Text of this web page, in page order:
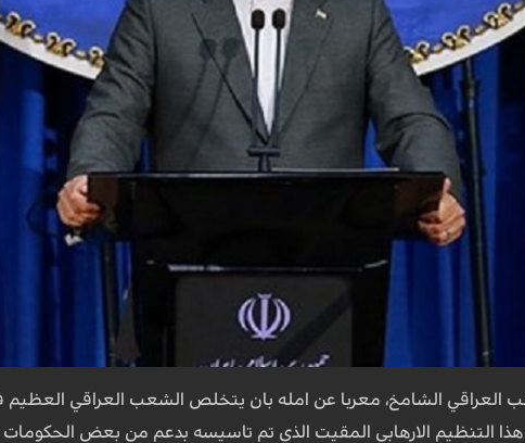
العراقي الشامخ، معربا عن امله بان يتخلص الشعب العراقي
التنظيم الارهابي المقيت الذي تم تاسيسه بدعم من بعض